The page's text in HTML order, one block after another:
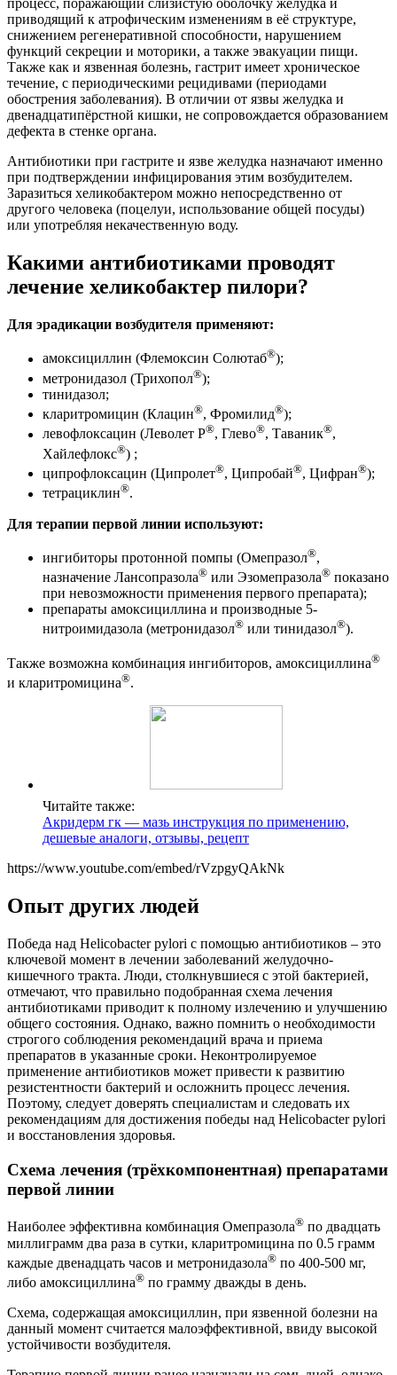
процесс, поражающий слизистую оболочку желудка и
приводящий к атрофическим изменениям в её структуре,
снижением регенеративной способности, нарушением
функций секреции и моторики, а также эвакуации пищи.
Также как и язвенная болезнь, гастрит имеет хроническое
течение, с периодическими рецидивами (периодами
обострения заболевания). В отличии от язвы желудка и
двенадцатипёрстной кишки, не сопровождается образованием
дефекта в стенке органа.
Антибиотики при гастрите и язве желудка назначают именно
при подтверждении инфицирования этим возбудителем.
Заразиться хеликобактером можно непосредственно от
другого человека (поцелуи, использование общей посуды)
или употребляя некачественную воду.
Какими антибиотиками проводят
лечение хеликобактер пилори?
Для эрадикации возбудителя применяют:
амоксициллин (Флемоксин Солютаб®);
метронидазол (Трихопол®);
тинидазол;
кларитромицин (Клацин®, Фромилид®);
левофлоксацин (Леволет Р®, Глево®, Таваник®,
Хайлефлокс®) ;
ципрофлоксацин (Ципролет®, Ципробай®, Цифран®);
тетрациклин®.
Для терапии первой линии используют:
ингибиторы протонной помпы (Омепразол®,
назначение Лансопразола® или Эзомепразола® показано
при невозможности применения первого препарата);
препараты амоксициллина и производные 5-
нитроимидазола (метронидазол® или тинидазол®).
Также возможна комбинация ингибиторов, амоксициллина®
и кларитромицина®.
Читайте также:
Акридерм гк — мазь инструкция по применению,
дешевые аналоги, отзывы, рецепт
https://www.youtube.com/embed/rVzpgyQAkNk
Опыт других людей
Победа над Helicobacter pylori с помощью антибиотиков – это
ключевой момент в лечении заболеваний желудочно-
кишечного тракта. Люди, столкнувшиеся с этой бактерией,
отмечают, что правильно подобранная схема лечения
антибиотиками приводит к полному излечению и улучшению
общего состояния. Однако, важно помнить о необходимости
строгого соблюдения рекомендаций врача и приема
препаратов в указанные сроки. Неконтролируемое
применение антибиотиков может привести к развитию
резистентности бактерий и осложнить процесс лечения.
Поэтому, следует доверять специалистам и следовать их
рекомендациям для достижения победы над Helicobacter pylori
и восстановления здоровья.
Схема лечения (трёхкомпонентная) препаратами
первой линии
Наиболее эффективна комбинация Омепразола® по двадцать
миллиграмм два раза в сутки, кларитромицина по 0.5 грамм
каждые двенадцать часов и метронидазола® по 400-500 мг,
либо амоксициллина® по грамму дважды в день.
Схема, содержащая амоксициллин, при язвенной болезни на
данный момент считается малоэффективной, ввиду высокой
устойчивости возбудителя.